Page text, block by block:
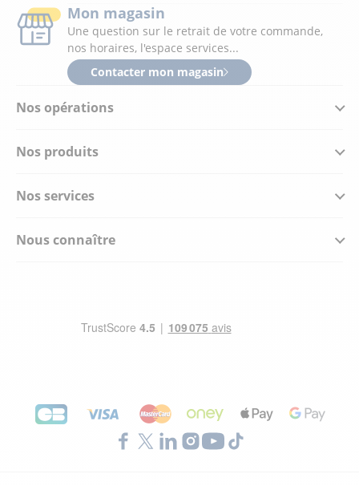
Nos opérations
Nos produits
Nos services
Nous connaître
Mon magasin
Une question sur le retrait de votre commande,
nos horaires, l'espace services...
Contacter mon magasin